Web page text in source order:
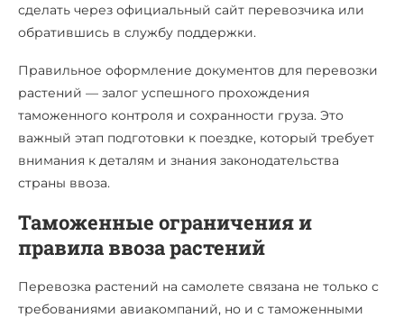
сделать через официальный сайт перевозчика или
обратившись в службу поддержки.
Правильное оформление документов для перевозки
растений — залог успешного прохождения
таможенного контроля и сохранности груза. Это
важный этап подготовки к поездке, который требует
внимания к деталям и знания законодательства
страны ввоза.
Таможенные ограничения и
правила ввоза растений
Перевозка растений на самолете связана не только с
требованиями авиакомпаний, но и с таможенными